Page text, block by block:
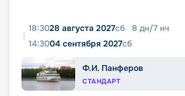
18:3028 августа 2027сб 8 дн/7 нч
14:3004 сентября 2027сб
Ф.И. Панферов
СТАНДАРТ